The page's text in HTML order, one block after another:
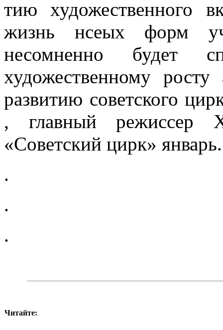
тию художественного
жизнь нсеых форм
несомненно будет
художествен­ному
развитию советского
, главный режиссер
«Советский цирк»
.
.
.
Читайте: